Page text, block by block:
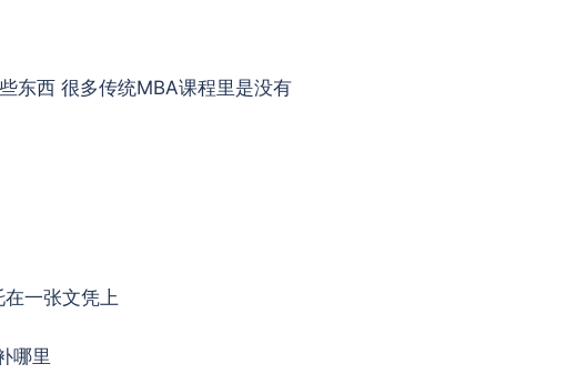
东西 很多传统MBA课程里是没有
一张文凭上
哪里